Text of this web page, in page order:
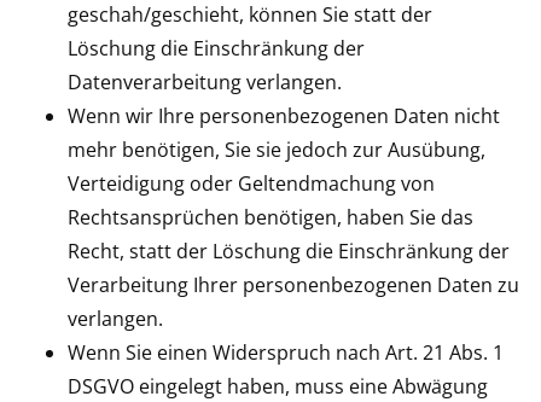
geschah/geschieht, können Sie statt der
Löschung die Einschränkung der
Datenverarbeitung verlangen.
Wenn wir Ihre personenbezogenen Daten nicht
mehr benötigen, Sie sie jedoch zur Ausübung,
Verteidigung oder Geltendmachung von
Rechtsansprüchen benötigen, haben Sie das
Recht, statt der Löschung die Einschränkung der
Verarbeitung Ihrer personenbezogenen Daten zu
verlangen.
Wenn Sie einen Widerspruch nach Art. 21 Abs. 1
DSGVO eingelegt haben, muss eine Abwägung